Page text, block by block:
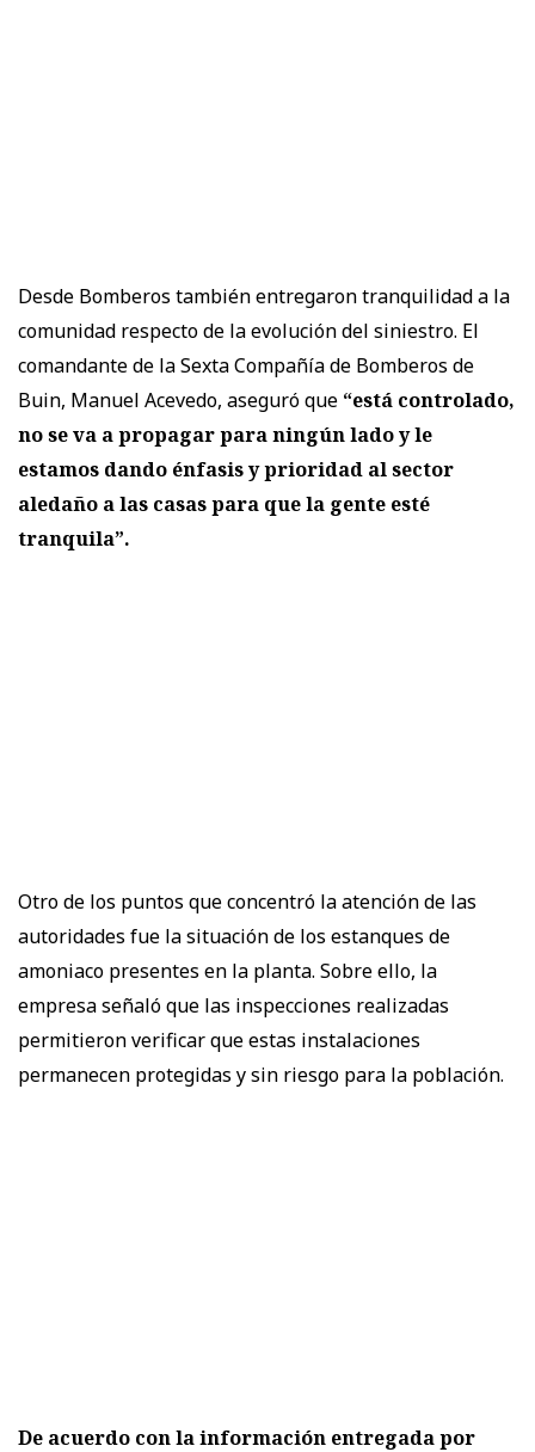
Desde Bomberos también entregaron tranquilidad a la
comunidad respecto de la evolución del siniestro. El
comandante de la Sexta Compañía de Bomberos de
Buin, Manuel Acevedo, aseguró que “está controlado,
no se va a propagar para ningún lado y le
estamos dando énfasis y prioridad al sector
aledaño a las casas para que la gente esté
tranquila”.
Otro de los puntos que concentró la atención de las
autoridades fue la situación de los estanques de
amoniaco presentes en la planta. Sobre ello, la
empresa señaló que las inspecciones realizadas
permitieron verificar que estas instalaciones
permanecen protegidas y sin riesgo para la población.
De acuerdo con la información entregada por